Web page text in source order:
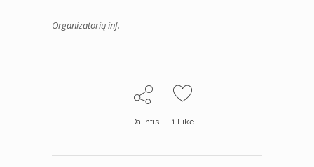
Organizatorių inf.
Dalintis 1 Like